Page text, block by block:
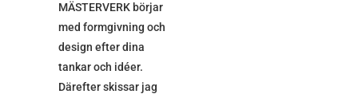
MÄSTERVERK börjar
med formgivning och
design efter dina
tankar och idéer.
Därefter skissar jag